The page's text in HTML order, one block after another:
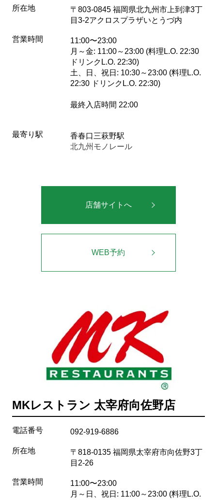
所在地
〒803-0845 福岡県北九州市上到津3丁
目3-2アクロスプラザいとうづ内
営業時間
11:00〜23:00
月～金: 11:00～23:00 (料理L.O. 22:30
ドリンクL.O. 22:30)
土、日、祝日: 10:30～23:00 (料理L.O.
22:30 ドリンクL.O. 22:30)
最終入店時間 22:00
最寄り駅
香春口三萩野駅
北九州モノレール
店舗サイトへ
WEB予約
MKレストラン 太宰府向佐野店
電話番号 092-919-6886
所在地
〒818-0135 福岡県太宰府市向佐野3丁
目2-26
営業時間
11:00〜23:00
月～日、祝日: 11:00～23:00 (料理L.O.